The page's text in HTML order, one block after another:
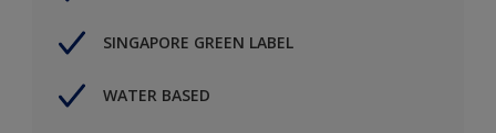
SINGAPORE GREEN LABEL
WATER BASED